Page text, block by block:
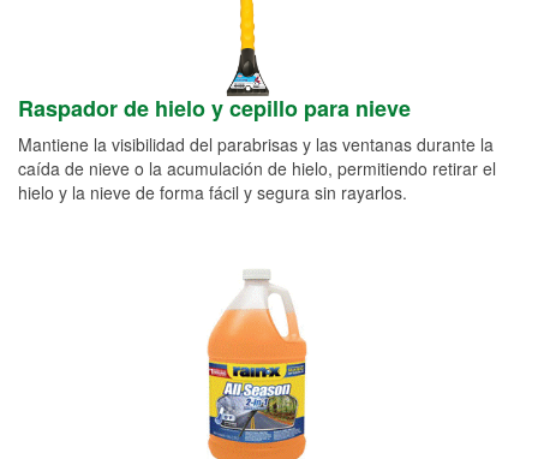
Raspador de hielo y cepillo para nieve
Mantiene la visibilidad del parabrisas y las ventanas durante la
caída de nieve o la acumulación de hielo, permitiendo retirar el
hielo y la nieve de forma fácil y segura sin rayarlos.